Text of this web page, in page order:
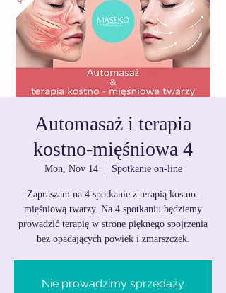
Automasaż i terapia
kostno-mięśniowa 4
Mon, Nov 14
  |
Spotkanie on-line
Zapraszam na 4 spotkanie z terapią kostno-
mięśniową twarzy. Na 4 spotkaniu będziemy
prowadzić terapię w stronę pięknego spojrzenia
bez opadających powiek i zmarszczek.
Nie prowadzimy sprzedaży